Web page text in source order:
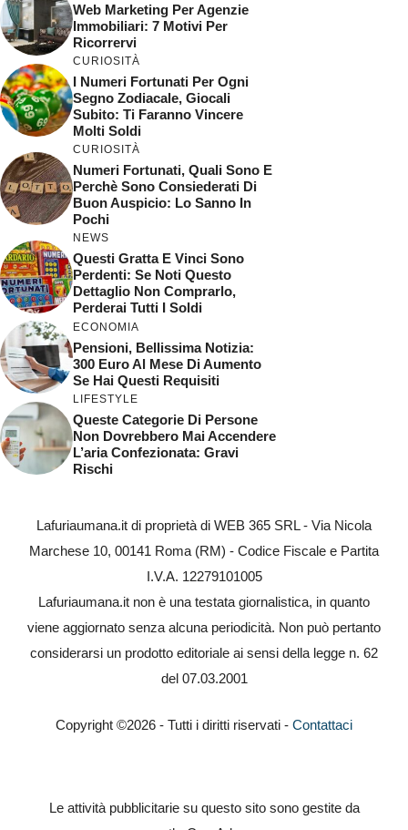
Web Marketing Per Agenzie
Immobiliari: 7 Motivi Per
Ricorrervi
CURIOSITÀ
I Numeri Fortunati Per Ogni
Segno Zodiacale, Giocali
Subito: Ti Faranno Vincere
Molti Soldi
CURIOSITÀ
Numeri Fortunati, Quali Sono E
Perchè Sono Consiederati Di
Buon Auspicio: Lo Sanno In
Pochi
NEWS
Questi Gratta E Vinci Sono
Perdenti: Se Noti Questo
Dettaglio Non Comprarlo,
Perderai Tutti I Soldi
ECONOMIA
Pensioni, Bellissima Notizia:
300 Euro Al Mese Di Aumento
Se Hai Questi Requisiti
LIFESTYLE
Queste Categorie Di Persone
Non Dovrebbero Mai Accendere
L’aria Confezionata: Gravi
Rischi
Lafuriaumana.it di proprietà di WEB 365 SRL - Via Nicola
Marchese 10, 00141 Roma (RM) - Codice Fiscale e Partita
I.V.A. 12279101005
Lafuriaumana.it non è una testata giornalistica, in quanto
viene aggiornato senza alcuna periodicità. Non può pertanto
considerarsi un prodotto editoriale ai sensi della legge n. 62
del 07.03.2001
Copyright ©2026 - Tutti i diritti riservati - Contattaci
Le attività pubblicitarie su questo sito sono gestite da